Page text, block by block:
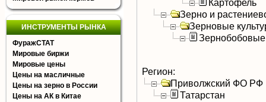
ИНСТРУМЕНТЫ РЫНКА
ФуражСТАТ
Мировые биржи
Мировые цены
Цены на масличные
Цены на зерно в России
Цены на АК в Китае
Картофель
Зерно и
Зерновые
Зернобобовые
Регион:
Приволжский ФО РФ
Татарстан